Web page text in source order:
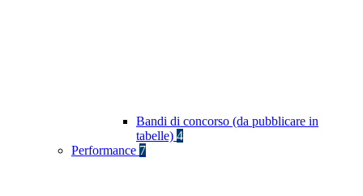
Bandi di concorso (da pubblicare in
tabelle) 4
Performance 7